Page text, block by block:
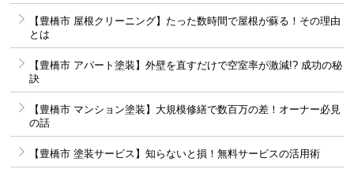
【豊橋市 屋根クリーニング】たった数時間で屋根が蘇る！その理由
とは
【豊橋市 アパート塗装】外壁を直すだけで空室率が激減!? 成功の秘
訣
【豊橋市 マンション塗装】大規模修繕で数百万の差！オーナー必見
の話
【豊橋市 塗装サービス】知らないと損！無料サービスの活用術